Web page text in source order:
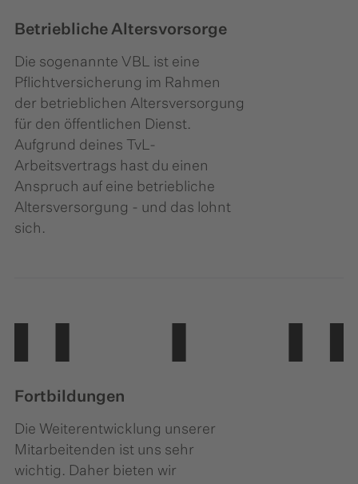
Betriebliche Altersvorsorge
Die sogenannte VBL ist eine
Pflichtversicherung im Rahmen
der betrieblichen Altersversorgung
für den öffentlichen Dienst.
Aufgrund deines TvL-
Arbeitsvertrags hast du einen
Anspruch auf eine betriebliche
Altersversorgung - und das lohnt
sich.
Fortbildungen
Die Weiterentwicklung unserer
Mitarbeitenden ist uns sehr
wichtig. Daher bieten wir